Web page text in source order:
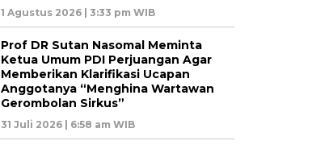
1 Agustus 2026 | 3:33 pm WIB
Prof DR Sutan Nasomal Meminta
Ketua Umum PDI Perjuangan Agar
Memberikan Klarifikasi Ucapan
Anggotanya “Menghina Wartawan
Gerombolan Sirkus”
31 Juli 2026 | 6:58 am WIB